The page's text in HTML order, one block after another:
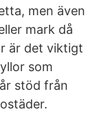
men även
mark då
är det viktigt
som
stöd från